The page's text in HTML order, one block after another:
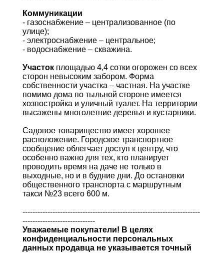
Коммуникации
- газоснабжение – централизованное (по
улице);
- электроснабжение – центральное;
- водоснабжение – скважина.
Участокплощадью 4,4 сотки огорожен со всех
сторон невысоким забором. Форма
собственности участка – частная. На участке
помимо дома по тыльной стороне имеется
хозпостройка и уличный туалет. На территории
высажены многолетние деревья и кустарники.
Садовое товарищество имеет хорошее
расположение. Городское транспортное
сообщение облегчает доступ к центру, что
особенно важно для тех, кто планирует
проводить время на даче не только в
выходные, но и в будние дни. До остановки
общественного транспорта с маршрутным
такси №23 всего 600 м.
-----------------------------------------------------------------------
-----------------------------
Уважаемые покупатели! В целях
конфиденциальности персональных
данных продавца не указывается точный